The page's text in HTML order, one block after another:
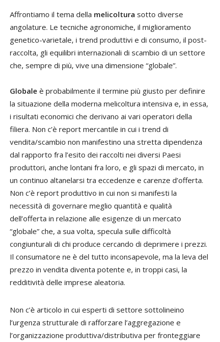
Affrontiamo il tema della melicoltura sotto diverse
angolature. Le tecniche agronomiche, il miglioramento
genetico-varietale, i trend produttivi e di consumo, il post-
raccolta, gli equilibri internazionali di scambio di un settore
che, sempre di più, vive una dimensione “globale”.
Globale è probabilmente il termine più giusto per definire
la situazione della moderna melicoltura intensiva e, in essa,
i risultati economici che derivano ai vari operatori della
filiera. Non c’è report mercantile in cui i trend di
vendita/scambio non manifestino una stretta dipendenza
dal rapporto fra l’esito dei raccolti nei diversi Paesi
produttori, anche lontani fra loro, e gli spazi di mercato, in
un continuo altanelarsi tra eccedenze e carenze d’offerta.
Non c’è report produttivo in cui non si manifesti la
necessità di governare meglio quantità e qualità
dell’offerta in relazione alle esigenze di un mercato
“globale” che, a sua volta, specula sulle difficoltà
congiunturali di chi produce cercando di deprimere i prezzi.
Il consumatore ne è del tutto inconsapevole, ma la leva del
prezzo in vendita diventa potente e, in troppi casi, la
redditività delle imprese aleatoria.
Non c’è articolo in cui esperti di settore sottolineino
l’urgenza strutturale di rafforzare l’aggregazione e
l’organizzazione produttiva/distributiva per fronteggiare